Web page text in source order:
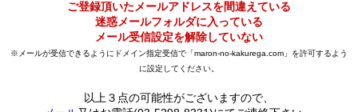
ご登録頂いたメールアドレスを間違えている
迷惑メールフォルダに入っている
メール受信設定を解除していない
※メールが受信できるようにドメイン指定受信で「maron-no-kakurega.com」を許可するよう
に設定してください。
以上３点の可能性がございますので、